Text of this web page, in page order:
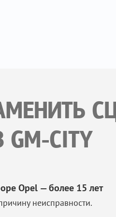
CITY
Opel — более 15 лет
неисправности.